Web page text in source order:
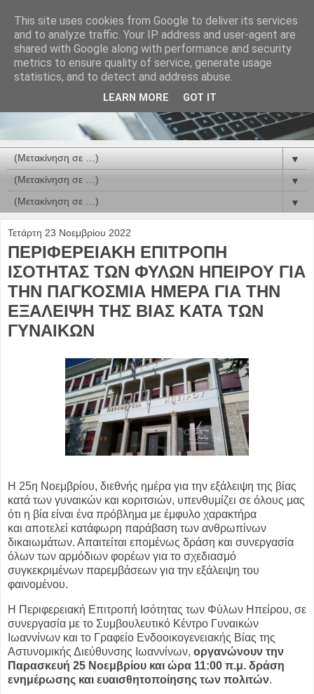
▼
▼
▼
Τετάρτη 23 Νοεμβρίου 2022
ΠΕΡΙΦΕΡΕΙΑΚΗ ΕΠΙΤΡΟΠΗ
ΙΣΟΤΗΤΑΣ ΤΩΝ ΦΥΛΩΝ ΗΠΕΙΡΟΥ ΓΙΑ
ΤΗΝ ΠΑΓΚΟΣΜΙΑ ΗΜΕΡΑ ΓΙΑ ΤΗΝ
ΕΞΑΛΕΙΨΗ ΤΗΣ ΒΙΑΣ ΚΑΤΑ ΤΩΝ
ΓΥΝΑΙΚΩΝ
Η 25η Νοεμβρίου, διεθνής ημέρα για την εξάλειψη της βίας
κατά των γυναικών και κοριτσιών, υπενθυμίζει σε όλους μας
ότι η βία είναι ένα πρόβλημα με έμφυλο χαρακτήρα
και αποτελεί κατάφωρη παράβαση των ανθρωπίνων
δικαιωμάτων. Απαιτείται επομένως δράση και συνεργασία
όλων των αρμόδιων φορέων για το σχεδιασμό
συγκεκριμένων παρεμβάσεων για την εξάλειψη του
φαινομένου.
Η Περιφερειακή Επιτροπή Ισότητας των Φύλων Ηπείρου, σε
συνεργασία με το Συμβουλευτικό Κέντρο Γυναικών
Ιωαννίνων και το Γραφείο Ενδοοικογενειακής Βίας της
Αστυνομικής Διεύθυνσης Ιωαννίνων, οργανώνουν την
Παρασκευή 25 Νοεμβρίου και ώρα 11:00 π.μ. δράση
ενημέρωσης και ευαισθητοποίησης των πολιτών.
This site uses cookies from Google to deliver its services
and to analyze traffic. Your IP address and user-agent are
shared with Google along with performance and security
metrics to ensure quality of service, generate usage
statistics, and to detect and address abuse.
LEARN MORE GOT IT